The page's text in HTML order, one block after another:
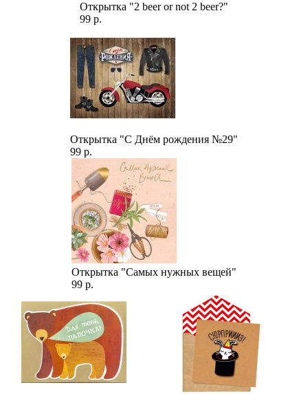
Открытка "2 beer or not 2 beer?"
99 р.
Открытка "С Днём рождения №29"
99 р.
Открытка "Самых нужных вещей"
99 р.